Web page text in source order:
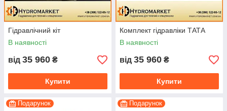
Гідравлічний кіт
В наявності
від 35 960 ₴
Купити
Комплект гідравліки ТАТА
В наявності
від 35 960 ₴
Купити
Подарунок Подарунок